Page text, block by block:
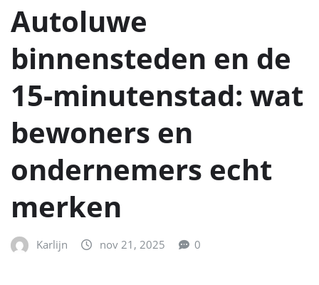
Autoluwe
binnensteden en de
15‑minutenstad: wat
bewoners en
ondernemers echt
merken
Karlijn nov 21, 2025 0